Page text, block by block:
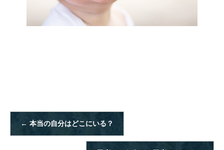
← 本当の自分はどこにいる？